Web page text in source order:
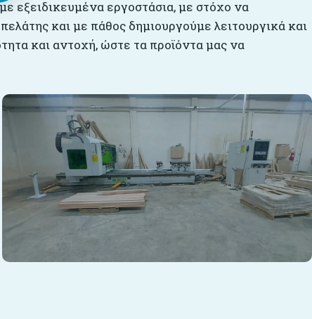
εξειδικευμένα εργοστάσια, με στόχο να
και με πάθος δημιουργούμε λειτουργικά και
και αντοχή, ώστε τα προϊόντα μας να